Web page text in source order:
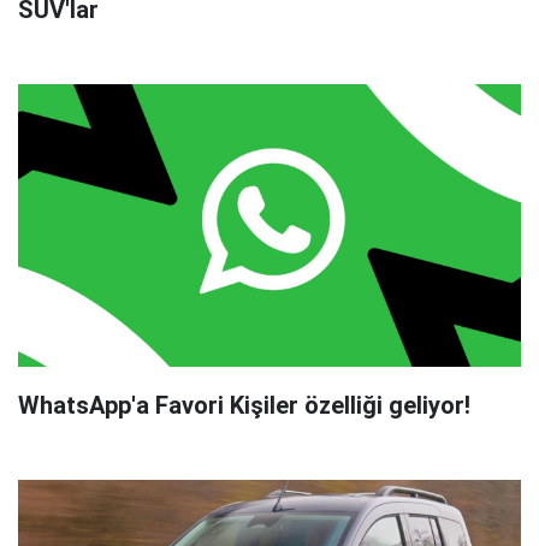
SUV'lar
WhatsApp'a Favori Kişiler özelliği geliyor!